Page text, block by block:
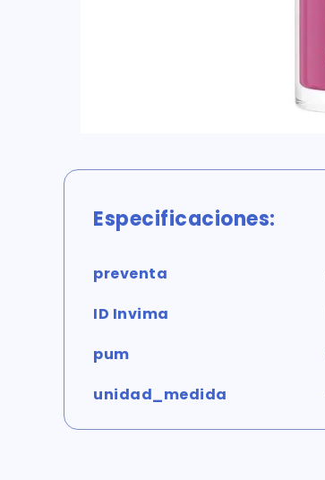
Especificaciones:
preventa
ID Invima
pum
unidad_medida